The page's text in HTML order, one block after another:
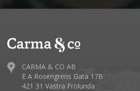
CARMA & CO AB
E A Rosengrens Gata 17B
421 31 Västra Frölunda